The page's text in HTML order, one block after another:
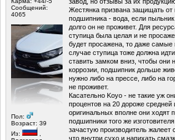
Сообщений:
4065
Пол:
Возраст: 39
Из:
Жестянка призвана защищать от
подшипника - вода, если
долго он не проживет. Для
ступица была целая и не
будет просажена, то даже самые
случае ступица тоже должна
ставить замком вниз, чтобы
коррозии, подшипник дольше
нужно либо на прессе, либо на
не проживет.
Касательно Koyo - не такие уж
процентов на 20 дороже
оригинальных вполне они ходят
подшипники того же
зачастую производитель жалеет
что внутри сухо и напихать